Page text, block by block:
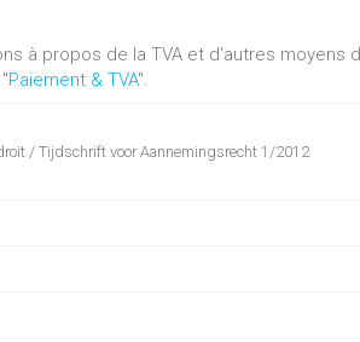
à propos de la TVA et d'autres moyens
Paiement & TVA".
/ Tijdschrift voor Aannemingsrecht 1/2012